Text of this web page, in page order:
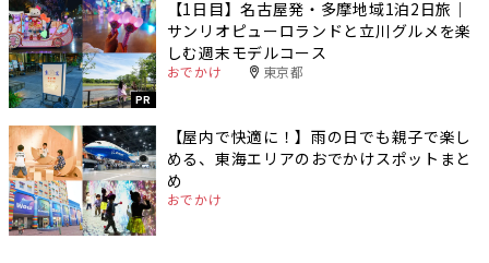
PR
【1日目】名古屋発・多摩地域1泊2日旅｜
サンリオピューロランドと立川グルメを楽
しむ週末モデルコース
おでかけ 東京都
【屋内で快適に！】雨の日でも親子で楽し
める、東海エリアのおでかけスポットまと
め
おでかけ